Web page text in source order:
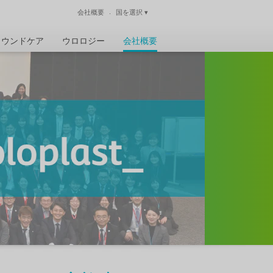
閉じる
会社概要 国を選択 ▾
ウンドケア ウロロジー 会社概要